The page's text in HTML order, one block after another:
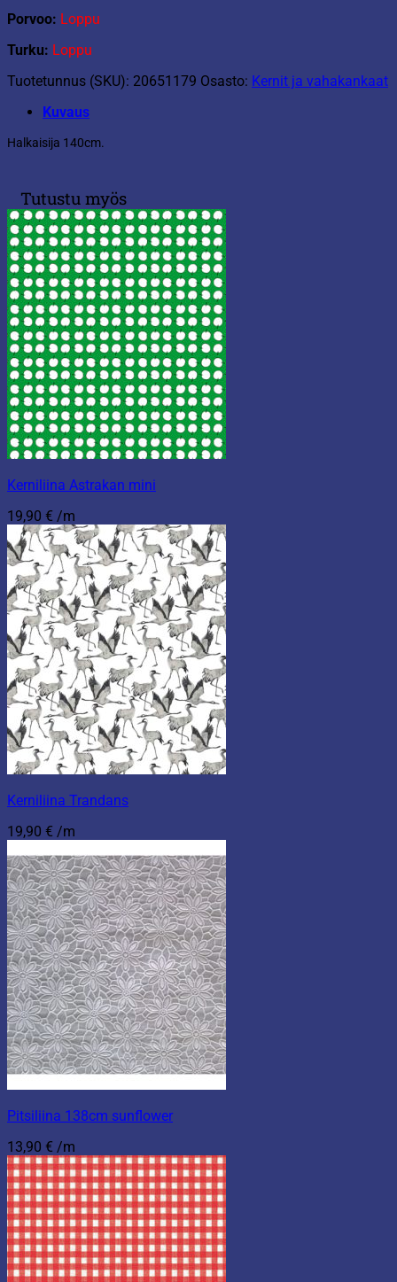
Porvoo: Loppu
Turku: Loppu
Tuotetunnus (SKU): 20651179 Osasto: Kernit ja vahakankaat
Kuvaus
Halkaisija 140cm.
Tutustu myös
Kerniliina Astrakan mini
19,90 € /m
Kerniliina Trandans
19,90 € /m
Pitsiliina 138cm sunflower
13,90 € /m